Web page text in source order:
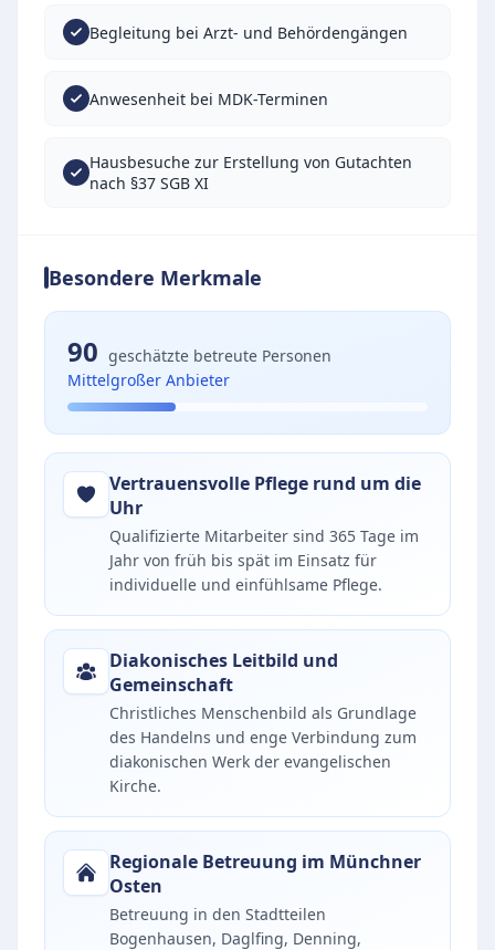
Begleitung bei Arzt- und Behördengängen
Anwesenheit bei MDK-Terminen
Hausbesuche zur Erstellung von Gutachten
nach §37 SGB XI
Besondere Merkmale
90 geschätzte betreute Personen
Mittelgroßer Anbieter
Vertrauensvolle Pflege rund um die
Uhr
Qualifizierte Mitarbeiter sind 365 Tage im
Jahr von früh bis spät im Einsatz für
individuelle und einfühlsame Pflege.
Diakonisches Leitbild und
Gemeinschaft
Christliches Menschenbild als Grundlage
des Handelns und enge Verbindung zum
diakonischen Werk der evangelischen
Kirche.
Regionale Betreuung im Münchner
Osten
Betreuung in den Stadtteilen
Bogenhausen, Daglfing, Denning,